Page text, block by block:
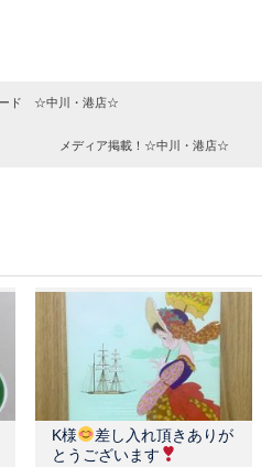
ード ☆中川・港店☆
メディア掲載！☆中川・港店☆
K様
差し入れ頂きありが
とうございます